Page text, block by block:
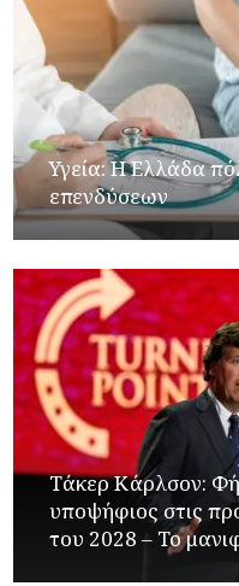
Υγεία: Η Ελλάδα
επενδύσεων
Τάκερ Κάρλσον:
υποψήφιος στις
του 2028 – Το